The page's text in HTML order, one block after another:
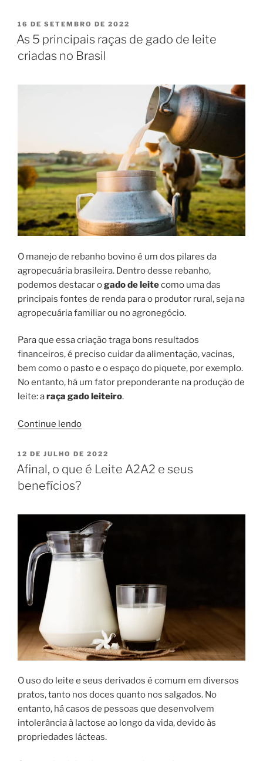
a
estação
de
monta
PUBLICADO
EM
16 DE SETEMBRO DE 2022
As 5 principais raças de gado de leite
criadas no Brasil
O manejo de rebanho bovino é um dos pilares da
agropecuária brasileira. Dentro desse rebanho,
podemos destacar ogado de leitecomo uma das
principais fontes de renda para o produtor rural, seja na
agropecuária familiar ou no agronegócio.
Para que essa criação traga bons resultados
financeiros, é preciso cuidar da alimentação, vacinas,
bem como o pasto e o espaço do piquete, por exemplo.
No entanto, há um fator preponderante na produção de
leite: araça gado leiteiro.
Continue lendo“As
principais
raças
leite
criadas
no
Brasil”
PUBLICADO
EM
12 DE JULHO DE 2022
Afinal, o que é Leite A2A2 e seus
benefícios?
O uso do leite e seus derivados é comum em diversos
pratos, tanto nos doces quanto nos salgados. No
entanto, há casos de pessoas que desenvolvem
intolerância à lactose ao longo da vida, devido às
propriedades lácteas.